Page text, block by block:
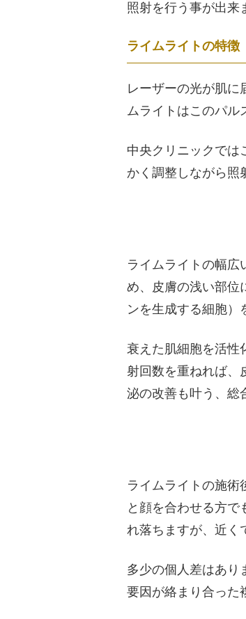
照射を行う事が出来
ライムライトの特徴
レーザーの光が肌に
ムライトはこのパル
中央クリニックでは
かく調整しながら照
ライムライトの幅広
め、皮膚の浅い部位
ンを生成する細胞）
衰えた肌細胞を活性
射回数を重ねれば、
泌の改善も叶う、総
ライムライトの施術
と顔を合わせる方
れ落ちますが、近く
多少の個人差はあり
要因が絡まり合った